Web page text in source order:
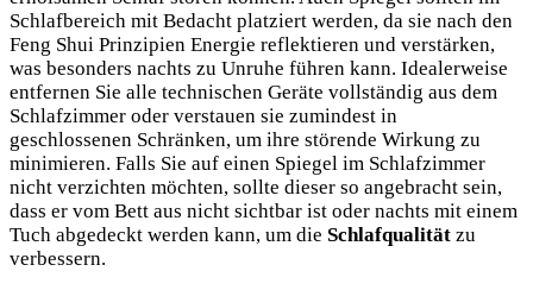
Schlafbereich mit Bedacht platziert werden, da sie nach den
Feng Shui Prinzipien Energie reflektieren und verstärken,
was besonders nachts zu Unruhe führen kann. Idealerweise
entfernen Sie alle technischen Geräte vollständig aus dem
Schlafzimmer oder verstauen sie zumindest in
geschlossenen Schränken, um ihre störende Wirkung zu
minimieren. Falls Sie auf einen Spiegel im Schlafzimmer
nicht verzichten möchten, sollte dieser so angebracht sein,
dass er vom Bett aus nicht sichtbar ist oder nachts mit einem
Tuch abgedeckt werden kann, um die Schlafqualität zu
verbessern.